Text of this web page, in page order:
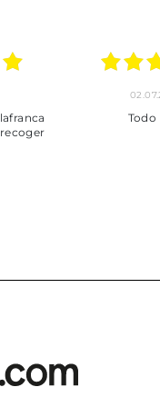
Pedido